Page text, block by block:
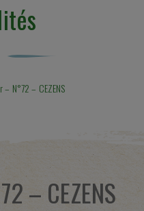
– N°72 – CEZENS
– CEZENS